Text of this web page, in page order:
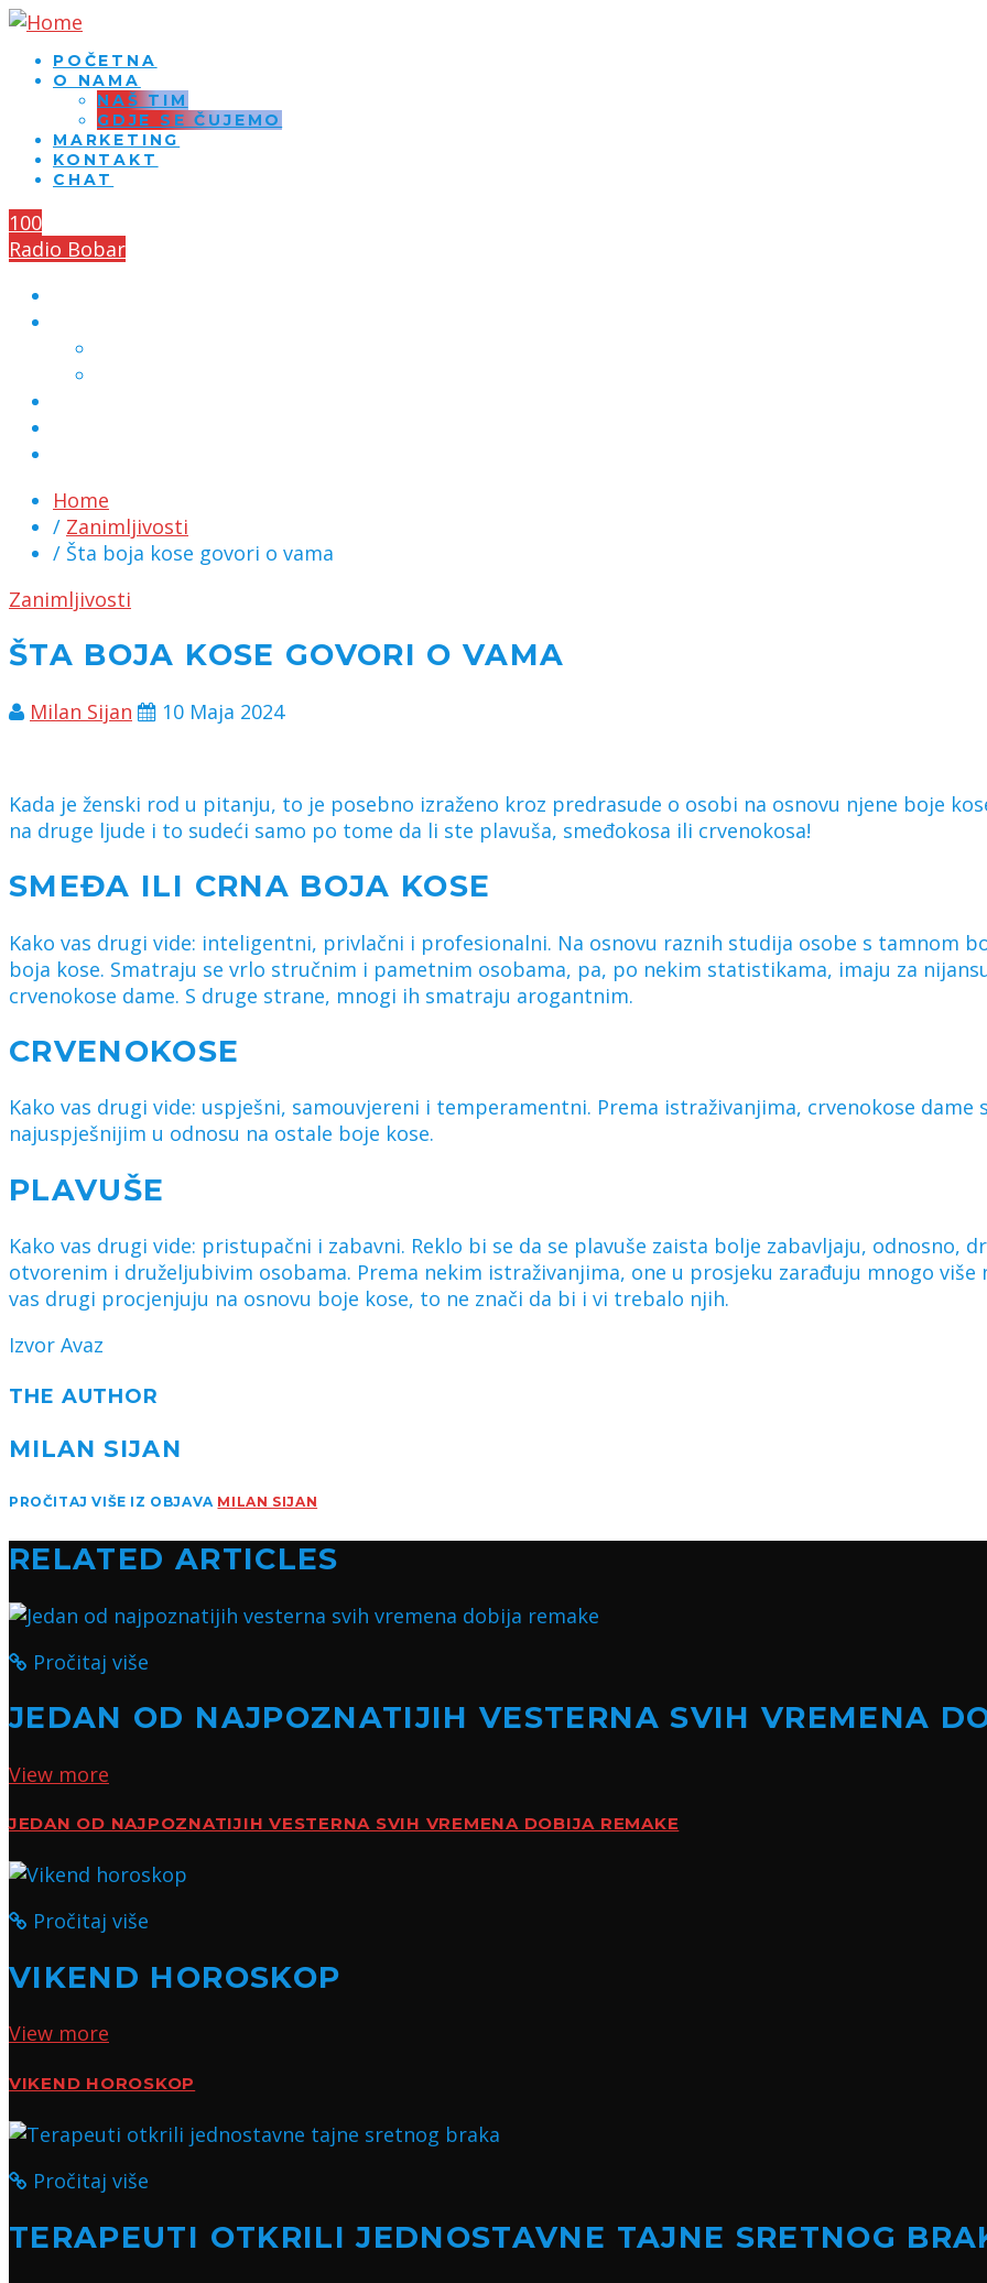
POČETNA
O NAMA
NAŠ TIM
GDJE SE ČUJEMO
MARKETING
KONTAKT
CHAT
100
Radio Bobar
Home
/ Zanimljivosti
/ Šta boja kose govori o vama
Zanimljivosti
ŠTA BOJA KOSE GOVORI O VAMA
Milan Sijan 10 Maja 2024
Kada je ženski rod u pitanju, to je posebno izraženo kroz predrasude o osobi na osnovu njene boje
na druge ljude i to sudeći samo po tome da li ste plavuša, smeđokosa ili crvenokosa!
SMEĐA ILI CRNA BOJA KOSE
Kako vas drugi vide: inteligentni, privlačni i profesionalni. Na osnovu raznih studija osobe s tamnom
boja kose. Smatraju se vrlo stručnim i pametnim osobama, pa, po nekim statistikama, imaju za
crvenokose dame. S druge strane, mnogi ih smatraju arogantnim.
CRVENOKOSE
Kako vas drugi vide: uspješni, samouvjereni i temperamentni. Prema istraživanjima, crvenokose
najuspješnijim u odnosu na ostale boje kose.
PLAVUŠE
Kako vas drugi vide: pristupačni i zabavni. Reklo bi se da se plavuše zaista bolje zabavljaju, odnosno,
otvorenim i druželjubivim osobama. Prema nekim istraživanjima, one u prosjeku zarađuju mnogo više
vas drugi procjenjuju na osnovu boje kose, to ne znači da bi i vi trebalo njih.
Izvor Avaz
THE AUTHOR
MILAN SIJAN
PROČITAJ VIŠE IZ OBJAVA MILAN SIJAN
RELATED ARTICLES
Pročitaj više
JEDAN OD NAJPOZNATIJIH VESTERNA SVIH VREMENA
View more
JEDAN OD NAJPOZNATIJIH VESTERNA SVIH VREMENA DOBIJA REMAKE
Pročitaj više
VIKEND HOROSKOP
View more
VIKEND HOROSKOP
Pročitaj više
TERAPEUTI OTKRILI JEDNOSTAVNE TAJNE SRETNOG